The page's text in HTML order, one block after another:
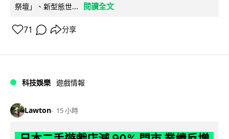
祭壇」、新型態世...
閱讀全文
71 分享
科技娛樂 遊戲情報
Lawton 15 小時